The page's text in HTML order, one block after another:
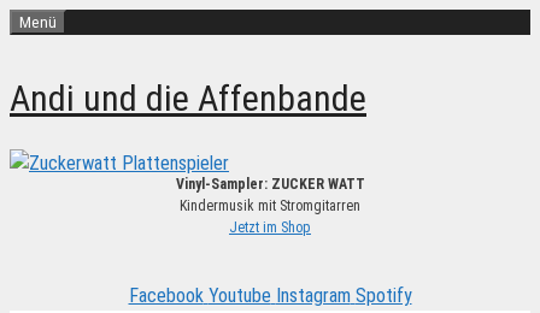
Zum
springen
Menü
Andi und die Affenbande
Vinyl-Sampler: ZUCKER WATT
Kindermusik mit Stromgitarren
Jetzt im Shop
Facebook Youtube Instagram Spotify